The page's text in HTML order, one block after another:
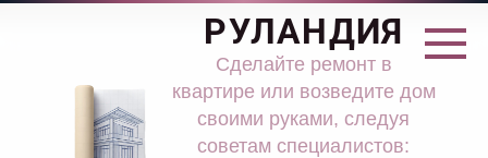
Перейти
РУЛАНДИЯ
Сделайте ремонт в
квартире или возведите дом
своими руками, следуя
советам специалистов: